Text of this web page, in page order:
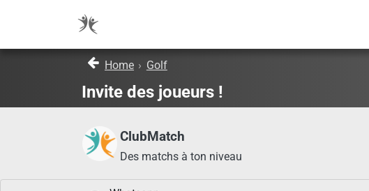
Home › Golf
Invite des joueurs !
ClubMatch
Des matchs à ton niveau